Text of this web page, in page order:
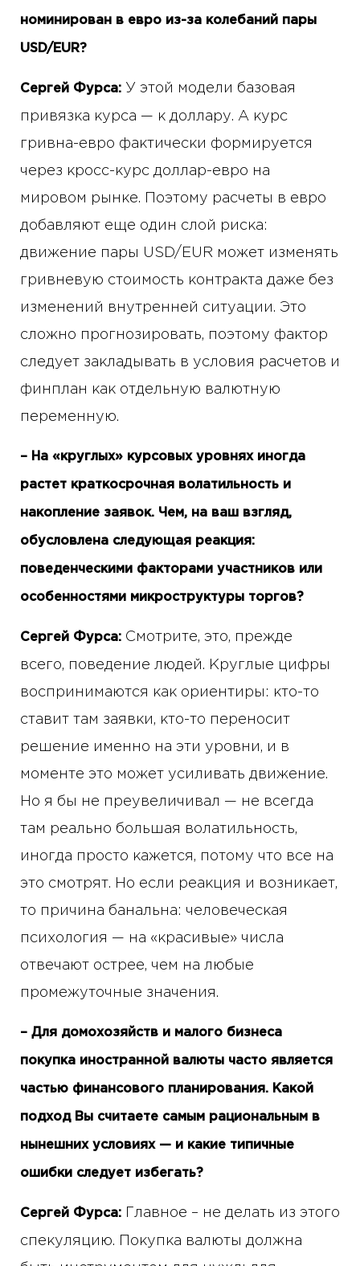
номинирован в евро из-за колебаний пары
USD/EUR?
Сергей Фурса: У этой модели базовая
привязка курса — к доллару. А курс
гривна-евро фактически формируется
через кросс-курс доллар-евро на
мировом рынке. Поэтому расчеты в евро
добавляют еще один слой риска:
движение пары USD/EUR может изменять
гривневую стоимость контракта даже без
изменений внутренней ситуации. Это
сложно прогнозировать, поэтому фактор
следует закладывать в условия расчетов и
финплан как отдельную валютную
переменную.
– На «круглых» курсовых уровнях иногда
растет краткосрочная волатильность и
накопление заявок. Чем, на ваш взгляд,
обусловлена ​​следующая реакция:
поведенческими факторами участников или
особенностями микроструктуры торгов?
Сергей Фурса: Смотрите, это, прежде
всего, поведение людей. Круглые цифры
воспринимаются как ориентиры: кто-то
ставит там заявки, кто-то переносит
решение именно на эти уровни, и в
моменте это может усиливать движение.
Но я бы не преувеличивал — не всегда
там реально большая волатильность,
иногда просто кажется, потому что все на
это смотрят. Но если реакция и возникает,
то причина банальна: человеческая
психология — на «красивые» числа
отвечают острее, чем на любые
промежуточные значения.
– Для домохозяйств и малого бизнеса
покупка иностранной валюты часто является
частью финансового планирования. Какой
подход Вы считаете самым рациональным в
нынешних условиях — и какие типичные
ошибки следует избегать?
Сергей Фурса: Главное – не делать из этого
спекуляцию. Покупка валюты должна